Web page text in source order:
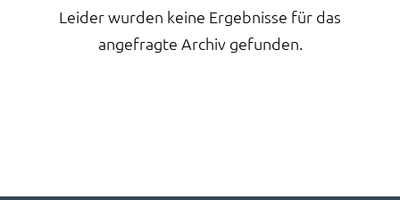
Leider wurden keine Ergebnisse für das
angefragte Archiv gefunden.